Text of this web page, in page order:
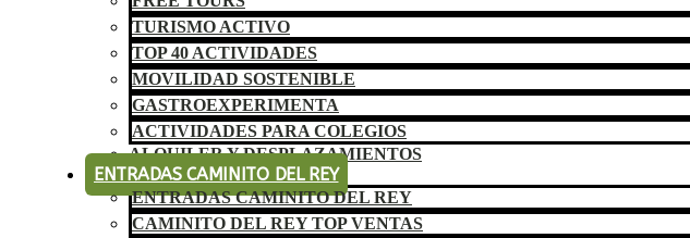
TURISMO ACTIVO
TOP 40 ACTIVIDADES
MOVILIDAD SOSTENIBLE
GASTROEXPERIMENTA
ACTIVIDADES PARA COLEGIOS
ALQUILER Y DESPLAZAMIENTOS
ENTRADAS CAMINITO DEL REY
ENTRADAS CAMINITO DEL REY
CAMINITO DEL REY TOP VENTAS